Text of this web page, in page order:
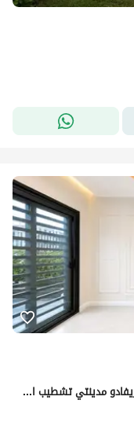
اميز استوديو ارضي بجاردن للبيع في كومباوند بريفادو مدينتي تشطيب الترا سوبر لوكس بموقع مميز امام The Spine